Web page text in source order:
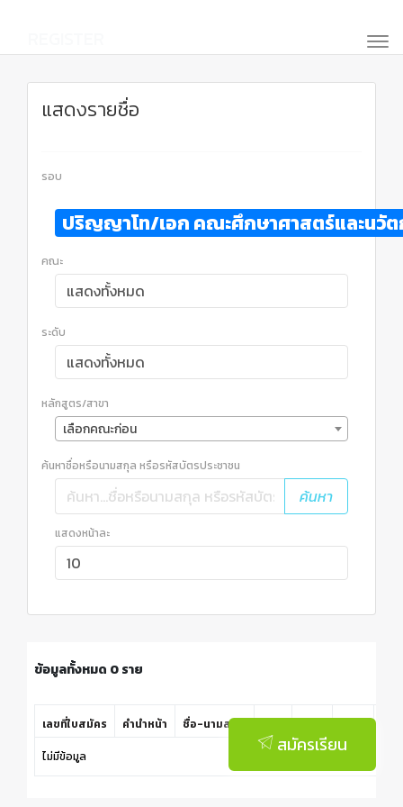
แสดงรายชื่อ
รอบ
ปริญญาโท/เอก คณะศึกษาศาสตร์และนวั
คณะ
ระดับ
หลักสูตร/สาขา
เลือกคณะก่อน
ค้นหาชื่อหรือนามสกุล หรือรหัสบัตรประชาชน
ค้นหา
แสดงหน้าละ
ข้อมูลทั้งหมด 0 ราย
เลขที่ใบสมัคร คำนำหน้า ชื่อ-นามสกุล
ไม่มีข้อมูล
สมัครเรียน